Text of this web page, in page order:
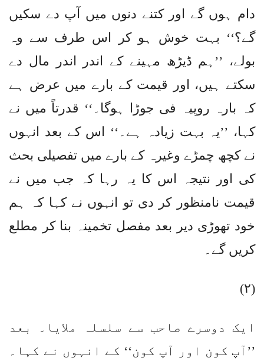
دام ہوں گے اور کتنے دنوں میں آپ دے سکیں
گے؟‘‘ بہت خوش ہو کر اس طرف سے وہ
بولے، ’’ہم ڈیڑھ مہینے کے اندر اندر مال دے
سکتے ہیں، اور قیمت کے بارے میں عرض ہے
کہ بارہ روپیہ فی جوڑا ہوگا۔‘‘ قدرتاً میں نے
کہا، ’’یہ بہت زیادہ ہے۔‘‘ اس کے بعد انہوں
نے کچھ چمڑے وغیرہ کے بارے میں تفصیلی بحث
کی اور نتیجہ اس کا یہ رہا کہ جب میں نے
قیمت نامنظور کر دی تو انہوں نے کہا کہ ہم
خود تھوڑی دیر بعد مفصل تخمینہ بنا کر مطلع
کریں گے۔
(۲)
ایک دوسرے صاحب سے سلسلہ ملایا۔ بعد
’’آپ کون اور آپ کون‘‘ کے انہوں نے کہا۔